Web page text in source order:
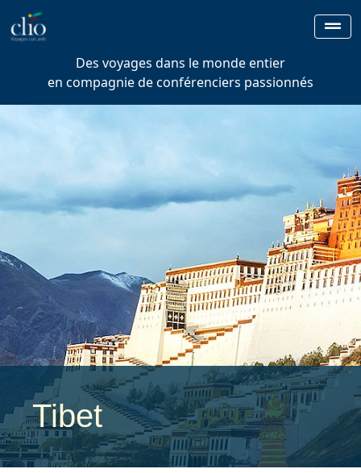
Des voyages dans le monde entier
en compagnie de conférenciers passionnés
Tibet